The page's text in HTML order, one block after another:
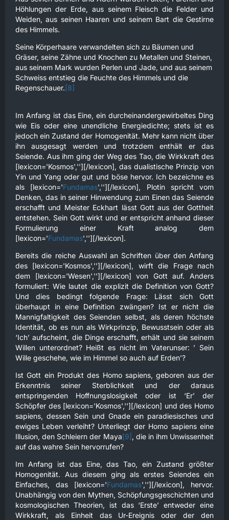
Höhlungen der Erde, aus seinem Fleisch die Felder und
Weiden, aus seinen Haaren und seinem Bart die Gestirne
des Himmels.
Seine Körperhaare verwandelten sich zu Bäumen und
Gräser, seine Zähne und Knochen zu Metallen und Steinen,
aus seinem Mark wurden Perlen und Jade, und aus seinem
Schweiss entstieg die Feuchte des Himmels und die
Regenschauer. [8]
Im Anfang ist das Eine, ein durcheinandergewirbeltes Ding
wie Eis oder eine unendliche Energiedichte; stets ist es
jedoch ein Zustand der Homogenität. Mehr kann nicht über
ihn ausgesagt werden und trotzdem enthält er das
Seiende. Aus ihm ging der Weg des Tao, die Wirkkraft des
[lexicon='Kosmos',''][/lexicon], das dualistische Prinzip von
Yin und Yang oder gut und böse hervor. Ich bezeichne es
als [lexicon='Fundamas',''][/lexicon], Plotin spricht vom
Denken, das in seiner Hinwendung zum Einen das Seiende
erschafft und Meister Eckhart lässt Gott aus der Gottheit
entstehen. Sein Gott wirkt und er entspricht anhand dieser
Formulierung einer Kraft analog dem
[lexicon='Fundamas',''][/lexicon].
Bereits die reiche Auswahl an Schriften über den Anfang
des [lexicon='Kosmos',''][/lexicon], wirft die Frage nach
dem [lexicon='Wesen',''][/lexicon] von Gott auf. Anders
formuliert: Wie lautet die explizit die Definition von Gott?
Und dies bedingt folgende Frage: Lässt sich Gott
überhaupt in eine Definition zwängen? Ist er nicht die
Mannigfaltigkeit des Seienden selbst, als deren höchste
Identität, ob es nun als Wirkprinzip, Bewusstsein oder als
‘Ich’ aufscheint, die Dinge erschafft, erhält und sie seinem
Willen unterordnet? Heißt es nicht im Vaterunser: ’ Sein
Wille geschehe, wie im Himmel so auch auf Erden’?
Ist Gott ein Produkt des Homo sapiens, geboren aus der
Erkenntnis seiner Sterblichkeit und der daraus
entspringenden Hoffnungslosigkeit oder ist ‘Er’ der
Schöpfer des [lexicon='Kosmos',''][/lexicon] und des Homo
sapiens, dessen Sein und Gnade ein paradiesisches und
ewiges Leben verleiht? Unterliegt der Homo sapiens eine
Illusion, den Schleiern der Maya[9] , die in ihm Unwissenheit
auf das wahre Sein hervorrufen?
Im Anfang ist das Eine, das Tao, ein Zustand größter
Homogenität. Aus diesem ging als erstes Seiendes ein
Einfaches, das [lexicon='Fundamas',''][/lexicon], hervor.
Unabhängig von den Mythen, Schöpfungsgeschichten und
kosmologischen Theorien, ist das ‘Erste’ entweder eine
Wirkkraft, als Einheit das Ur-Ereignis oder der den